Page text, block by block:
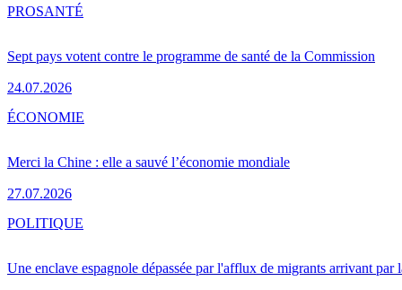
Sept pays votent contre le programme de santé de la Commission
24.07.2026
PROSANTÉ
Merci la Chine : elle a sauvé l’économie mondiale
27.07.2026
ÉCONOMIE
Une enclave espagnole dépassée par l'afflux de migrants arrivant par
POLITIQUE